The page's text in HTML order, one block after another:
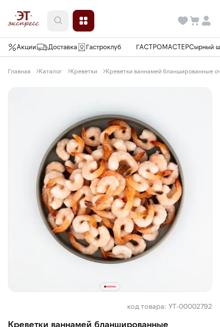
Акции Доставка Гастроклуб ГАСТРОМАСТЕРСырный
Главная Каталог Креветки Креветки ваннамей бланшированные
код товара: УТ-00002792
Креветки ваннамей бланшированные